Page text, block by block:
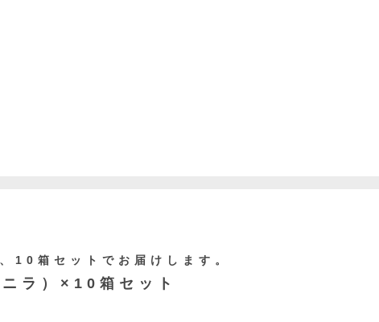
10箱セットでお届けします。
ラ）×10箱セット